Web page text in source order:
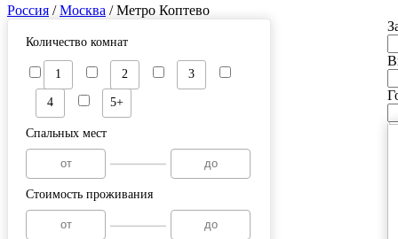
Россия /Москва /Метро Коптево
Количество комнат
1 2 3
4 5+
Спальных мест
Стоимость проживания